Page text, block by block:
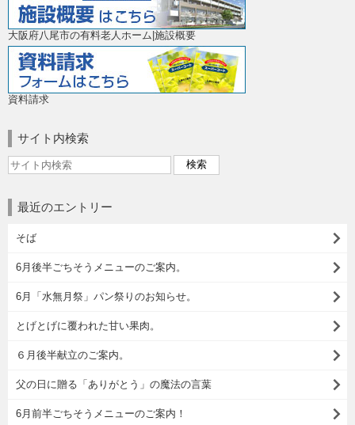
大阪府八尾市の有料老人ホーム|施設概要
資料請求
サイト内検索
最近のエントリー
そば
6月後半ごちそうメニューのご案内。
6月「水無月祭」パン祭りのお知らせ。
とげとげに覆われた甘い果肉。
６月後半献立のご案内。
父の日に贈る「ありがとう」の魔法の言葉
6月前半ごちそうメニューのご案内！